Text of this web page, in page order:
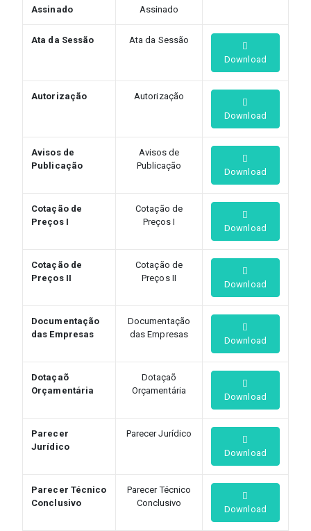
Assinado
Assinado
Ata da Sessão
Ata da Sessão
Download
Autorização
Autorização
Download
Avisos de
Publicação
Avisos de
Publicação
Download
Cotação de
Preços I
Cotação de
Preços I
Download
Cotação de
Preços II
Cotação de
Preços II
Download
Documentação
das Empresas
Documentação
das Empresas
Download
Dotaçaõ
Orçamentária
Dotaçaõ
Orçamentária
Download
Parecer
Jurídico
Parecer Jurídico
Download
Parecer Técnico
Conclusivo
Parecer Técnico
Conclusivo
Download